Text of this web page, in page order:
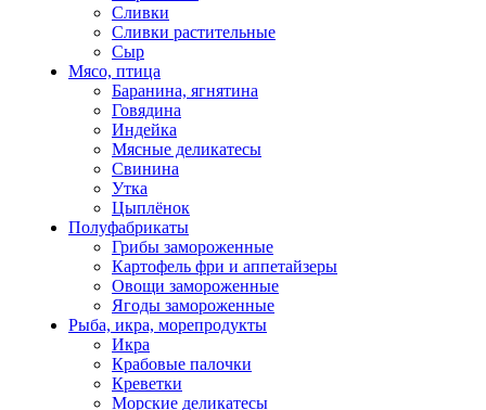
Сливки
Сливки растительные
Сыр
Мясо, птица
Баранина, ягнятина
Говядина
Индейка
Мясные деликатесы
Свинина
Утка
Цыплёнок
Полуфабрикаты
Грибы замороженные
Картофель фри и аппетайзеры
Овощи замороженные
Ягоды замороженные
Рыба, икра, морепродукты
Икра
Крабовые палочки
Креветки
Морские деликатесы